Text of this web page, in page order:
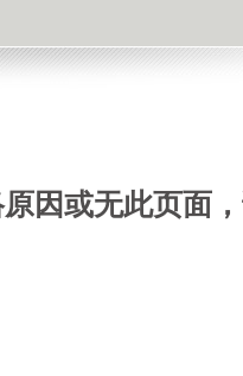
因或无此页面，